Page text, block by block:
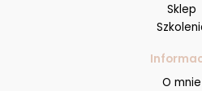
Sklep
O mnie